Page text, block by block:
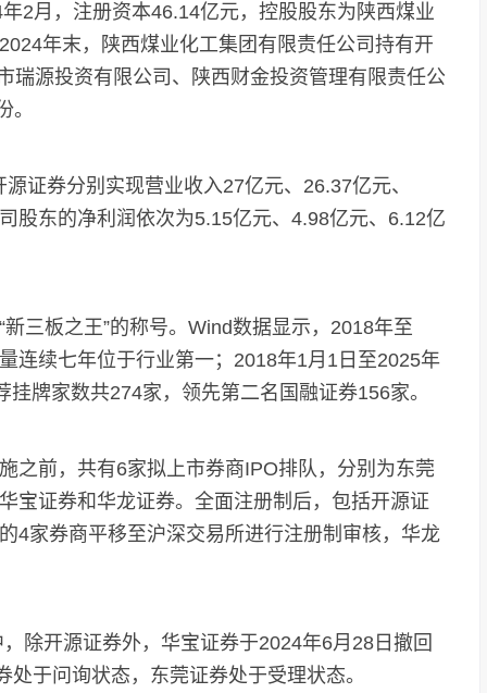
月，注册资本46.14亿元，控股股东为陕西煤业
年末，陕西煤业化工集团有限责任公司持有开
瑞源投资有限公司、陕西财金投资管理有限责任公
。
券分别实现营业收入27亿元、26.37亿元、
股东的净利润依次为5.15亿元、4.98亿元、6.12亿
板之王”的称号。Wind数据显示，2018年至
连续七年位于行业第一；2018年1月1日至2025年
牌家数共274家，领先第二名国融证券156家。
前，共有6家拟上市券商IPO排队，分别为东莞
宝证券和华龙证券。全面注册制后，包括开源证
4家券商平移至沪深交易所进行注册制审核，华龙
开源证券外，华宝证券于2024年6月28日撤回
于问询状态，东莞证券处于受理状态。